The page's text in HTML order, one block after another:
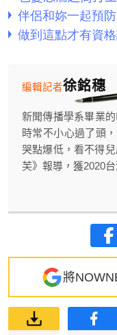
徐銘穗
編輯記者
新聞傳播學系畢業
時常不小心過了頭
哭點爆低，看不得
芙》報導，獲2020
將